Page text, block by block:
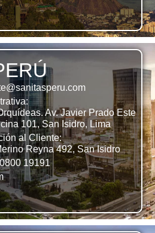
Av. Javier Prado Este
101, San Isidro, Lima
al Cliente:
Reyna 492, San Isidro
19191